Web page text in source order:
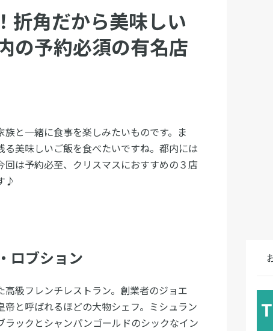
折角だから美味しい
の予約必須の有名店
と一緒に食事を楽しみたいものです。ま
美味しいご飯を食べたいですね。都内には
は予約必至、クリスマスにおすすめの３店
♪
ロブション
級フレンチレストラン。創業者のジョエ
と呼ばれるほどの大物シェフ。ミシュラン
ックとシャンパンゴールドのシックなイン